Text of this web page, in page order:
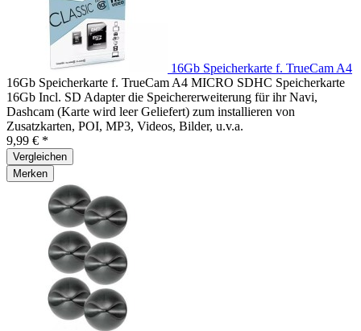
16Gb Speicherkarte f. TrueCam A4
16Gb Speicherkarte f. TrueCam A4 MICRO SDHC Speicherkarte
16Gb Incl. SD Adapter die Speichererweiterung für ihr Navi,
Dashcam (Karte wird leer Geliefert) zum installieren von
Zusatzkarten, POI, MP3, Videos, Bilder, u.v.a.
9,99 € *
Vergleichen
Merken